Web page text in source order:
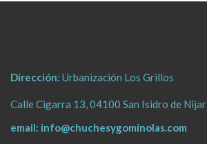
Dirección: Urbanización Los Grillos
Calle Cigarra 13, 04100 San Isidro de Nijar
email: info@chuchesygominolas.com